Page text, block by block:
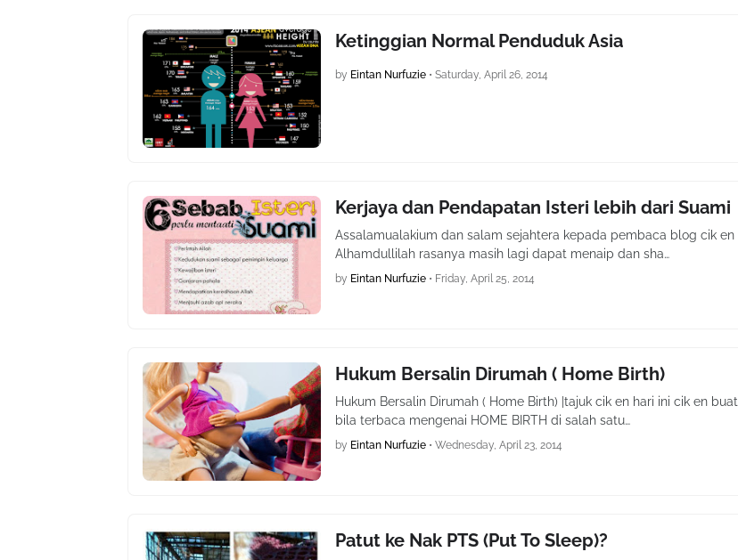
Ketinggian Normal Penduduk Asia
by Eintan Nurfuzie • Saturday, April 26, 2014
Kerjaya dan Pendapatan Isteri lebih dari Suami
Assalamualakium dan salam sejahtera kepada pembaca blog cik en
Alhamdullilah rasanya masih lagi dapat menaip dan sha…
by Eintan Nurfuzie • Friday, April 25, 2014
Hukum Bersalin Dirumah ( Home Birth)
Hukum Bersalin Dirumah ( Home Birth) |tajuk cik en hari ini cik en buat
bila terbaca mengenai HOME BIRTH di salah satu…
by Eintan Nurfuzie • Wednesday, April 23, 2014
Patut ke Nak PTS (Put To Sleep)?